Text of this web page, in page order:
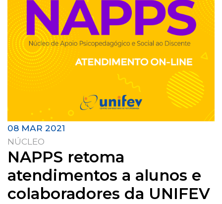
08 MAR 2021
NÚCLEO
NAPPS retoma
atendimentos a alunos e
colaboradores da UNIFEV